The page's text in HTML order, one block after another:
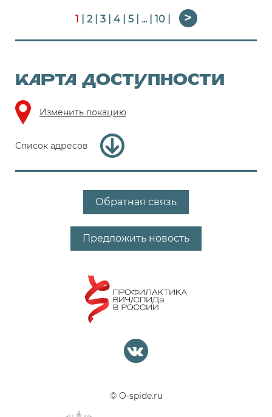
1 2 3 4 5 ... 10
КАРТА ДОСТУПНОСТИ
Изменить локацию
Список адресов
Обратная связь
Предложить новость
© O-spide.ru